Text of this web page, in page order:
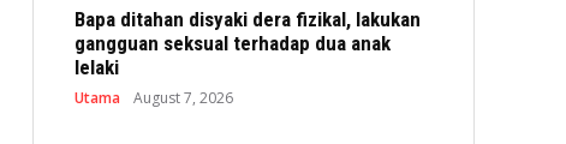
Bapa ditahan disyaki dera fizikal, lakukan
gangguan seksual terhadap dua anak
lelaki
Utama August 7, 2026